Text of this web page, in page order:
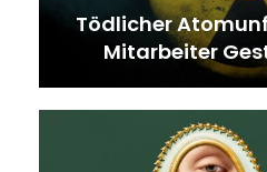
Tödlicher
Mitarbeiter